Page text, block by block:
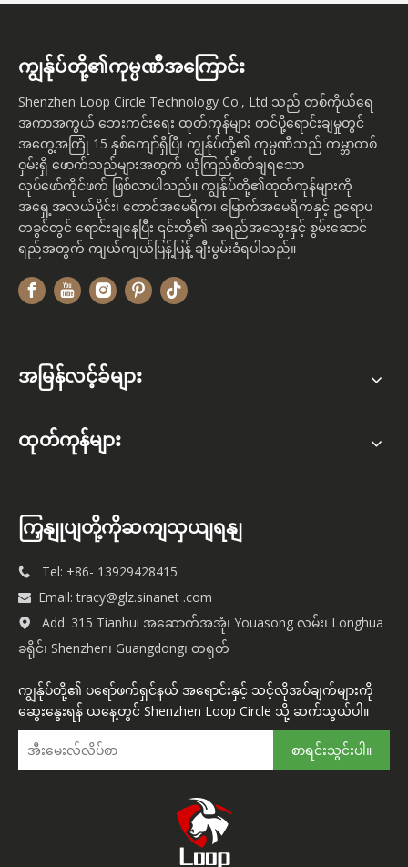
ကျွန်ုပ်တို့၏ကုမ္ပဏီအကြောင်း
Shenzhen Loop Circle Technology Co., Ltd သည် တစ်ကိုယ်ရေ
အကာအကွယ် ဘေးကင်းရေး ထုတ်ကုန်များ တင်ပို့ရောင်းချမှုတွင်
အတွေ့အကြုံ 15 နှစ်ကျော်ရှိပြီ၊ ကျွန်ုပ်တို့၏ ကုမ္ပဏီသည် ကမ္ဘာတစ်
ဝှမ်းရှိ ဖောက်သည်များအတွက် ယုံကြည်စိတ်ချရသော
လုပ်ဖော်ကိုင်ဖက် ဖြစ်လာပါသည်။ ကျွန်ုပ်တို့၏ထုတ်ကုန်များကို
အရှေ့အလယ်ပိုင်း၊ တောင်အမေရိက၊ မြောက်အမေရိကနှင့် ဥရောပ
တခွင်တွင် ရောင်းချနေပြီး ၎င်းတို့၏ အရည်အသွေးနှင့် စွမ်းဆောင်
ရည်အတွက် ကျယ်ကျယ်ပြန့်ပြန့် ချီးမွမ်းခံရပါသည်။
အမြန်လင့်ခ်များ
ထုတ်ကုန်များ
ကြှနျုပျတို့ကိုဆကျသှယျရနျ
 Tel: +86- 13929428415
 Email:tracy@glz.sinanet .com

Add: 315 Tianhui အဆောက်အအုံ၊ Youasong လမ်း၊ Longhua
ခရိုင်၊ Shenzhen၊ Guangdong၊ တရုတ်
ကျွန်ုပ်တို့၏ ပရော်ဖက်ရှင်နယ် အရောင်းနှင့် သင့်လိုအပ်ချက်များကို
ဆွေးနွေးရန် ယနေ့တွင် Shenzhen Loop Circle သို့ ဆက်သွယ်ပါ။
စာရင်းသွင်းပါ။